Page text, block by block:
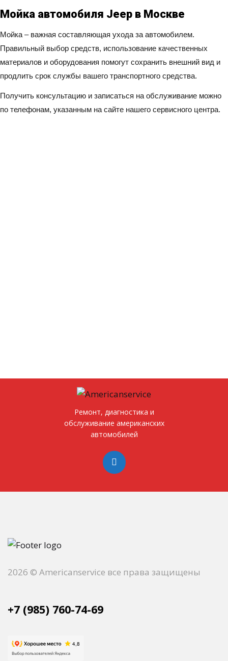
Мойка автомобиля Jeep в Москве
Мойка – важная составляющая ухода за автомобилем.
Правильный выбор средств, использование качественных
материалов и оборудования помогут сохранить внешний вид и
продлить срок службы вашего транспортного средства.
Получить консультацию и записаться на обслуживание можно
по телефонам, указанным на сайте нашего сервисного центра.
Ремонт, диагностика и
обслуживание американских
автомобилей
2026 © Americanservice все права защищены
+7 (985) 760-74-69